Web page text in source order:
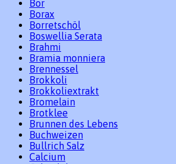
Bor
Borax
Borretschöl
Boswellia Serata
Brahmi
Bramia monniera
Brennessel
Brokkoli
Brokkoliextrakt
Bromelain
Brotklee
Brunnen des Lebens
Buchweizen
Bullrich Salz
Calcium